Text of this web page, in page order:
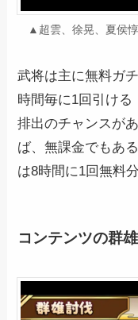
▲超雲、徐晃、夏侯
武将は主に無料ガ
時間毎に1回引ける
排出のチャンスが
ば、無課金でもあ
は8時間に1回無料
コンテンツの群